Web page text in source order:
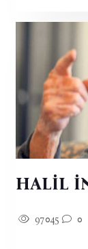
HALİL
97045 0